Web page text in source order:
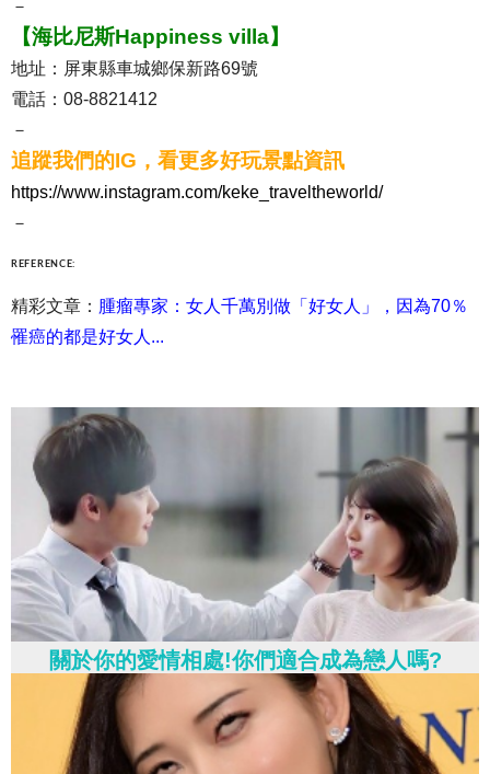
－
【海比尼斯Happiness villa】
地址：屏東縣車城鄉保新路69號
電話：08-8821412
－
追蹤我們的IG，看更多好玩景點資訊
https://www.instagram.com/keke_traveltheworld/
－
REFERENCE:
精彩文章： 腫瘤專家：女人千萬別做「好女人」，因為70％
罹癌的都是好女人...
關於你的愛情相處!你們適合成為戀人嗎?